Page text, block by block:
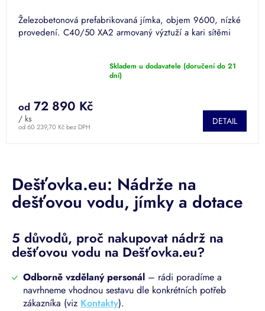
Železobetonová prefabrikovaná jímka, objem 9600, nízké
provedení. C40/50 XA2 armovaný výztuží a kari sítěmi
je
5,0
z
Skladem u dodavatele (doručení do 21
dní)
od 60 239,70 Kč bez DPH
od 72 890 Kč
/ ks DETAIL
Dešťovka.eu: Nádrže na
dešťovou vodu, jímky a dotace
5 důvodů, proč nakupovat nádrž na
dešťovou vodu na Dešťovka.eu?
Odborně vzdělaný personál – rádi poradíme a
navrhneme vhodnou sestavu dle konkrétních potřeb
zákazníka (viz Kontakty).